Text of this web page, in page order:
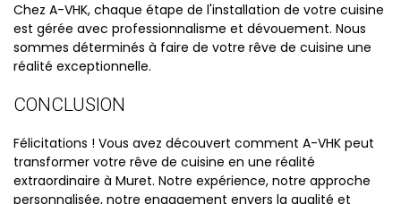
Chez A-VHK, chaque étape de l'installation de votre cuisine
est gérée avec professionnalisme et dévouement. Nous
sommes déterminés à faire de votre rêve de cuisine une
réalité exceptionnelle.
CONCLUSION
Félicitations ! Vous avez découvert comment A-VHK peut
transformer votre rêve de cuisine en une réalité
extraordinaire à Muret. Notre expérience, notre approche
personnalisée, notre engagement envers la qualité et